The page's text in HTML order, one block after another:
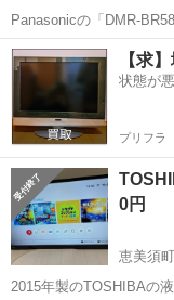
Panasonicの「DMR-
TH-L32C3の32型テレビ
大阪 大阪市 恵
【求
状態が
プリフラ
0円
恵美須
2015年製のTOSHIBAの